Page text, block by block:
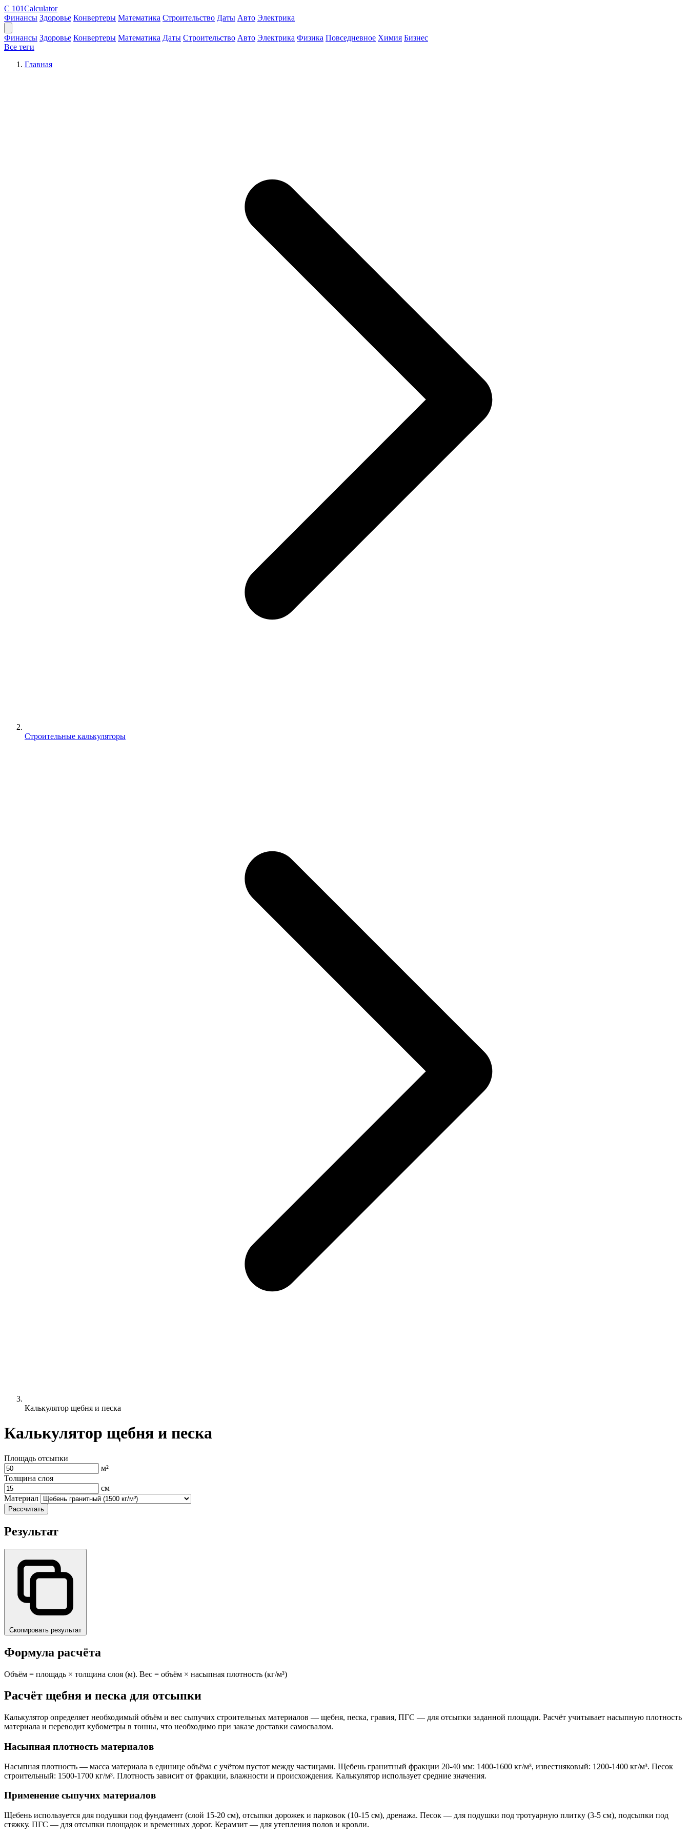
C 101Calculator
Финансы Здоровье Конвертеры Математика Строительство Даты Авто Электрика
Финансы Здоровье Конвертеры Математика Даты Строительство Авто Электрика Физика Повседневное Химия Бизнес
Все теги
Главная
Строительные калькуляторы
Калькулятор щебня и песка
Калькулятор щебня и песка
Площадь отсыпки
м²
Толщина слоя
см
Материал
Рассчитать
Результат
Скопировать результат
Формула расчёта
Объём = площадь × толщина слоя (м). Вес = объём × насыпная плотность (кг/м³)
Расчёт щебня и песка для отсыпки
Калькулятор определяет необходимый объём и вес сыпучих строительных материалов — щебня, песка, гравия, ПГС — для отсыпки заданной площади. Расчёт учитывает насыпную плотность
материала и переводит кубометры в тонны, что необходимо при заказе доставки самосвалом.
Насыпная плотность материалов
Насыпная плотность — масса материала в единице объёма с учётом пустот между частицами. Щебень гранитный фракции 20-40 мм: 1400-1600 кг/м³, известняковый: 1200-1400 кг/м³. Песок
строительный: 1500-1700 кг/м³. Плотность зависит от фракции, влажности и происхождения. Калькулятор использует средние значения.
Применение сыпучих материалов
Щебень используется для подушки под фундамент (слой 15-20 см), отсыпки дорожек и парковок (10-15 см), дренажа. Песок — для подушки под тротуарную плитку (3-5 см), подсыпки под
стяжку. ПГС — для отсыпки площадок и временных дорог. Керамзит — для утепления полов и кровли.